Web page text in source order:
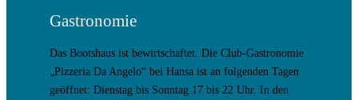
Gastronomie
Das Bootshaus ist bewirtschaftet. Die Club-Gastronomie
„Pizzeria Da Angelo“ bei Hansa ist an folgenden Tagen
geöffnet: Dienstag bis Sonntag 17 bis 22 Uhr. In den